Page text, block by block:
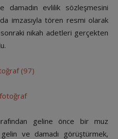
damadın evlilik sözleşmesini
imzasıyla tören resmi olarak
nikah adetleri gerçekten
geline önce bir muz
ve damadı görüştürmek,